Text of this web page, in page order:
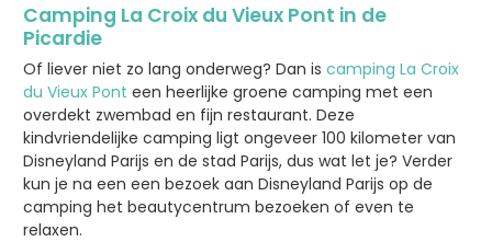
Camping La Croix du Vieux Pont in de
Picardie
Of liever niet zo lang onderweg? Dan is camping La Croix
du Vieux Pont een heerlijke groene camping met een
overdekt zwembad en fijn restaurant. Deze
kindvriendelijke camping ligt ongeveer 100 kilometer van
Disneyland Parijs en de stad Parijs, dus wat let je? Verder
kun je na een een bezoek aan Disneyland Parijs op de
camping het beautycentrum bezoeken of even te
relaxen.